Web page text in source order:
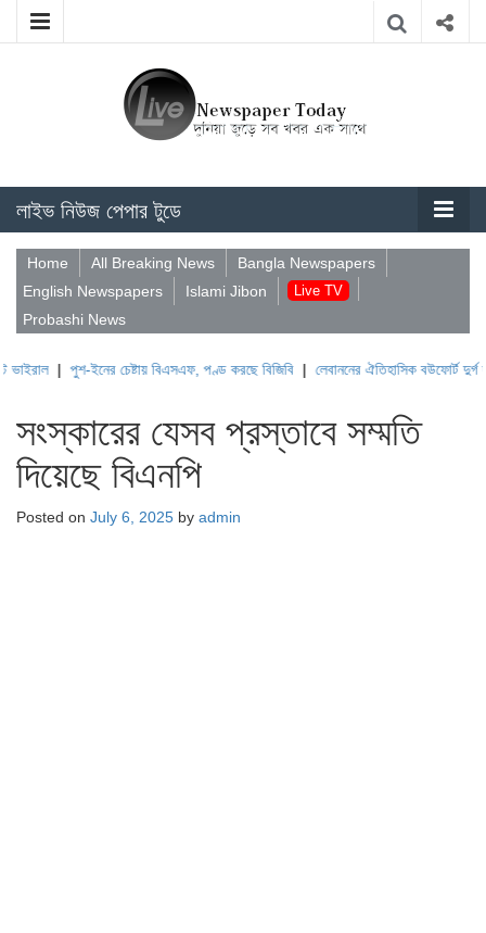
লাইভ নিউজ পেপার টুডে
Home All Breaking News
Bangla Newspapers
English Newspapers
Islami Jibon Live TV
Probashi News
পুশ-ইনের চেষ্টায় বিএসএফ, পণ্ড করছে বিজিবি|লেবাননের ঐতিহাসিক বউফোর্ট দুর্গ দখল করল
সংস্কারের যেসব প্রস্তাবে সম্মতি
দিয়েছে বিএনপি
Posted on July 6, 2025 by admin